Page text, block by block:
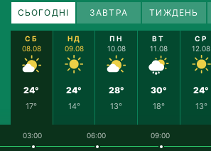
СЬОГОДНІ ЗАВТРА ТИЖДЕНЬ
СБ
08.08
24°
17°
НД
09.08
24°
14°
ПН
10.08
28°
13°
ВТ
11.08
30°
18°
СР
12.08
24°
13°
03:00 06:00 09:00